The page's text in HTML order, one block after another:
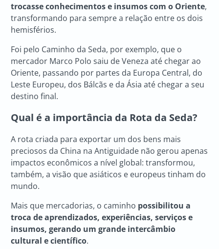
trocasse conhecimentos e insumos com o Oriente,
transformando para sempre a relação entre os dois
hemisférios.
Foi pelo Caminho da Seda, por exemplo, que o
mercador Marco Polo saiu de Veneza até chegar ao
Oriente, passando por partes da Europa Central, do
Leste Europeu, dos Bálcãs e da Ásia até chegar a seu
destino final.
Qual é a importância da Rota da Seda?
A rota criada para exportar um dos bens mais
preciosos da China na Antiguidade não gerou apenas
impactos econômicos a nível global: transformou,
também, a visão que asiáticos e europeus tinham do
mundo.
Mais que mercadorias, o caminho possibilitou a
troca de aprendizados, experiências, serviços e
insumos, gerando um grande intercâmbio
cultural e científico.